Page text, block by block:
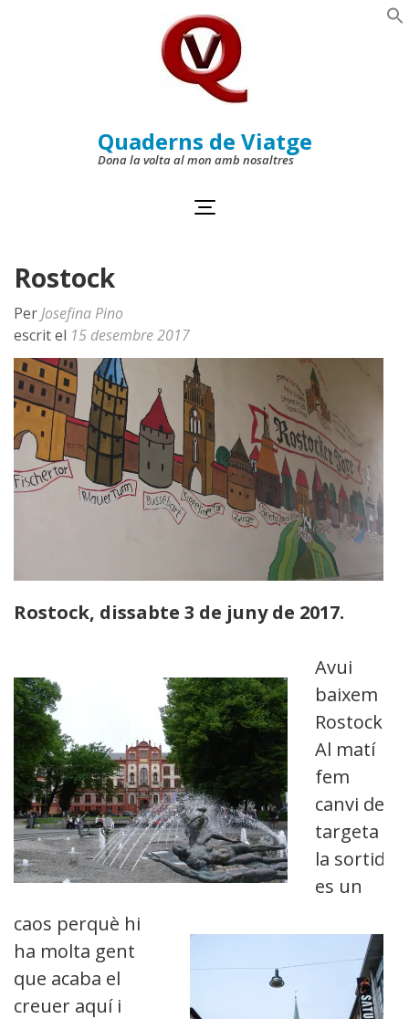
Quaderns de Viatge
Dona la volta al mon amb nosaltres
Rostock
Per Josefina Pino
escrit el 15 desembre 2017
Rostock, dissabte 3 de juny de 2017.
Avui
baixem a
Rostock.
Al matí
fem
canvi de
targeta i
la sortida
es un
caos perquè hi
ha molta gent
que acaba el
creuer aquí i